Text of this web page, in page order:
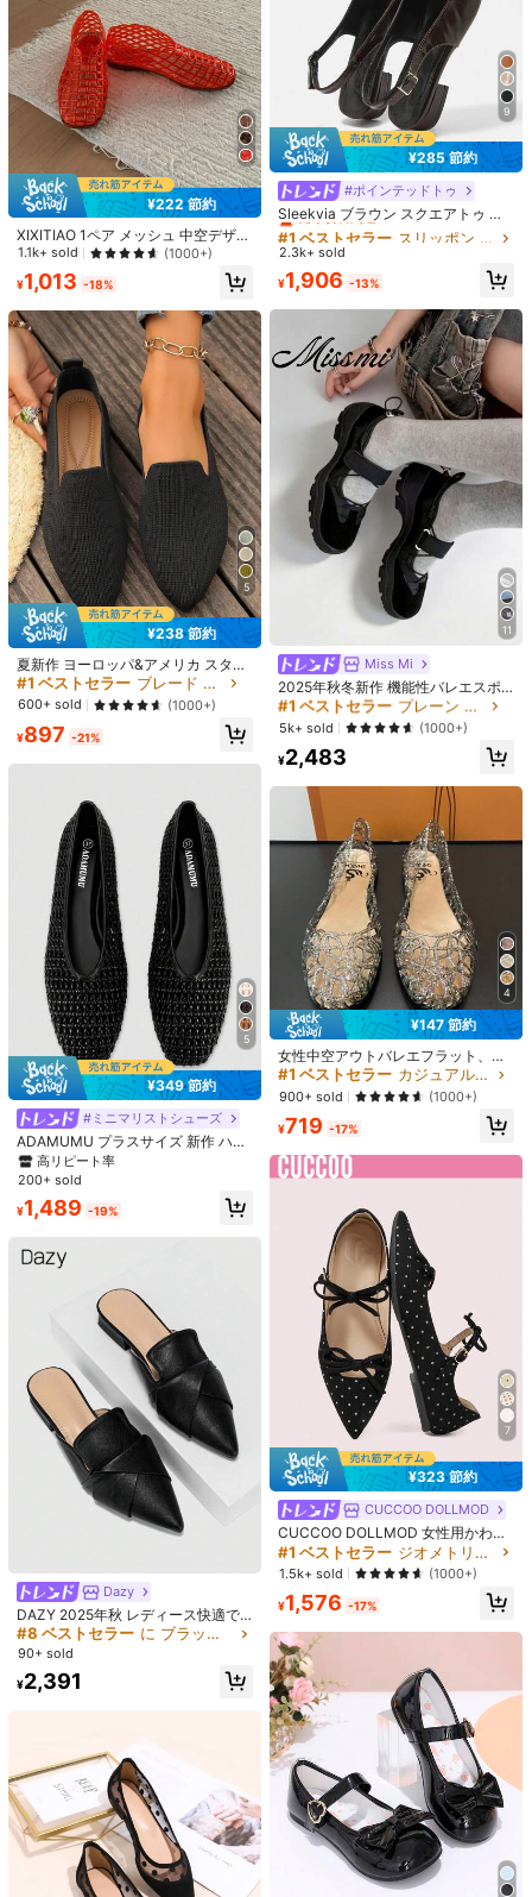
製品詳細
詳細: リボン, バックル
もっと見る
Local Seller
Zephyrcorn
4.76 7 フォロワー
4.76 7 フォロワー
4.76 7 フォロワー
4.76 7 フォロワー
4.76
7 フォロワー
s***iが1日前にフォローしました
4.76
7 フォロワー
4.76 7 フォロワー
7 フォロワー
202 件が最近販売されました
あなたにおすすめの商品
おすすめ アパレルアクセサリー アンダーウェア＆ルームウェア ジ
トフラットシューズ、無地カジュア
1.3k+ sold
¥1,116
31
¥435 節約
1足 レディース ポインテッドトゥ フ
ラットシューズ、多用途通勤靴、ド
ライビングローファー、ソフトソー
ル、フェアリースタイル、ローバン
プ フラットシューズ
80+ sold
1,369
Miss Mi
7cmヒールスポーツメリージェーン
シューズ、春新作レディースカジュ
アルシューズ、厚底フック&ループ閉
鎖式シューズ
300+ sold
¥2,679
Dazy
DAZY 2024年秋冬新作 ポインテッ
ドトゥフラットシューズ、スリッポ
フトボトム ビンテージ レザー オッ
クスフォードシューズ、EU サイズ 4
1-43 ラージサイズ
#1 ベストセラー
#1 ベストセラー パンク レディースフラットシューズ
売り切れ間近！
#1 ベストセラー パンク レディースフラットシューズ
売り切れ間近！
#1 ベストセラー
売り切れ間近！
1k+ sold (1000+)
2,320
サンダル スリッパ、ポインテッドト
ゥ ローヴァンプ フラットボトム ア
ウトドアカジュアルシューズ、イン
ソールデザイン付き
#1 ベストセラー に 新着 女性用フラット
#1 ベストセラー
売り切れ間近！
#1 ベストセラー
売り切れ間近！
#1 ベストセラー
売り切れ間近！
400+ sold
1,067
レディース夏新作フラットシュー
ズ、中空バックル デザイン、快適な
履き心地、旅行、バカンス、母の
日、バレエフラットに適しています
高リピート率
60+ sold
¥1,539
¥222 節約
XIXITIAO 1ペア メッシュ 中空デザイ
ン ゼリーサンダル、快適な閉じ込め
ザイン ソフトボトム スリッポン、ア
1.1k+ sold (1000+)
¥1,013 -18%
5
¥238 節約
夏新作 ヨーロッパ&アメリカ スタイ
ル プラスサイズ 尖った先 フラット
シューズ レディース、ローカット ス
ポーティー 無地 カジュアルシュー
ズ、マザーズ&妊婦さんに適してい
ます
#1 ベストセラー ブレード 女性用フラット
600+ sold (1000+)
¥897 -21%
5
¥349 節約
#ミニマリストシューズ
ADAMUMU プラスサイズ 新作 ハン
ドメイド PU編み込み ローヴァンプ
フラットシューズ レディース、編み
テージラグジュアリー、デイリー通
勤 エレガント 多用途 快適なレディ
ースシューズ、クワイエットラグジ
ュアリー
高リピート率
200+ sold
¥1,489 -19%
Dazy
DAZY 2025年秋 レディース快適で
多用途なバックレススリッパ、新作
チャンキーヒールミュール、ミニマ
ウスリッポンシューズ、夏用
#8 ベストセラー に ブラック フラットミュール .
90+ sold
¥2,391
9
¥285 節約
#ポインテッドトゥ
Sleekvia ブラウン スクエアトゥ ス
リップオン バックル ストラップ フ
ラット カジュアルシューズ レディー
#1 ベストセラー
売り切れ間近！
#1 ベストセラー
売り切れ間近！
#1 ベストセラー
売り切れ間近！
#1 ベストセラー スリッポン レディースフラットシューズ
売り切れ間近！
2.3k+ sold
¥1,906 -13%
11
Miss Mi
2025年秋冬新作 機能性バレエスポ
ーツシューズ レディース、厚底マリ
ージェーンシューズ
#1 ベストセラー
売り切れ間近！
#1 ベストセラー プレーン 女性用フラット
売り切れ間近！
#1 ベストセラー プレーン 女性用フラット
売り切れ間近！
#1 ベストセラー
売り切れ間近！
5k+ sold (1000+)
¥2,483
4
¥147 節約
女性中空アウトバレエフラット、フ
ァッションアウトドアPVCフラット
#1 ベストセラー カジュアル 女性用フラット
900+ sold (1000+)
¥719 -17%
7
¥323 節約
CUCCOO DOLLMOD
CUCCOO DOLLMOD 女性用かわい
くエレガントなドット柄 マリージェ
ーン フラットシューズ ダブルリボン
付き
#1 ベストセラー ジオメトリック 女性用フラット
1.5k+ sold (1000+)
¥1,576 -17%